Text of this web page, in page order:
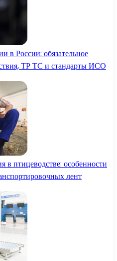
в России: обязательное
ТР ТС и стандарты ИСО
в птицеводстве: особенности
лент